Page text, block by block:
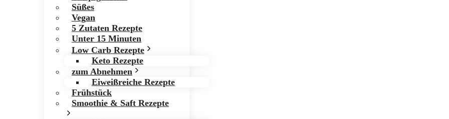
Süßes
Vegan
5 Zutaten Rezepte
Unter 15 Minuten
Low Carb Rezepte
Keto Rezepte
zum Abnehmen
Eiweißreiche Rezepte
Frühstück
Smoothie & Saft Rezepte